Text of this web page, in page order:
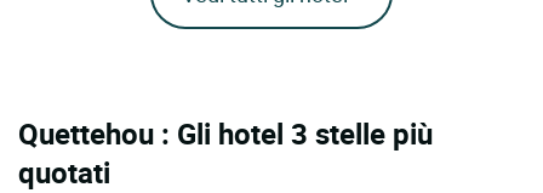
Quettehou : Gli hotel 3 stelle più
quotati